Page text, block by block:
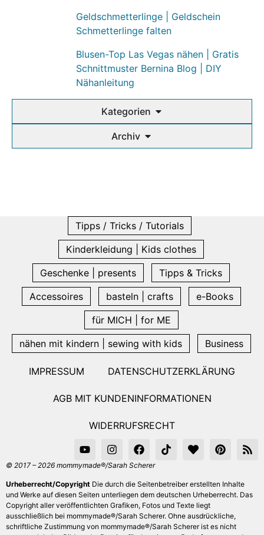
Geldschmetterlinge | Geldschein
Schmetterlinge falten
Blusen-Top Las Vegas nähen | Gratis
Schnittmuster Bernina Blog | DIY
Nähanleitung
Kategorien
Archiv
Tipps / Tricks / Tutorials
Kinderkleidung | Kids clothes
Geschenke | presents
Tipps & Tricks
Accessoires
basteln | crafts
e-Books
für MICH | for ME
nähen mit kindern | sewing with kids
Business
IMPRESSUM DATENSCHUTZERKLÄRUNG
AGB MIT KUNDENINFORMATIONEN
WIDERRUFSRECHT
© 2017 – 2026 mommymade®/Sarah Scherer
Urheberrecht/Copyright Die durch die Seitenbetreiber erstellten Inhalte
und Werke auf diesen Seiten unterliegen dem deutschen Urheberrecht. Das
Copyright aller veröffentlichten Grafiken, Fotos und Texte liegt
ausschließlich bei mommymade®/Sarah Scherer. Ohne ausdrückliche,
schriftliche Zustimmung von mommymade®/Sarah Scherer ist es nicht